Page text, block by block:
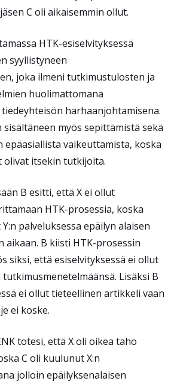
C oli aikaisemmin ollut.
HTK-esiselvityksessä
syyllistyneen
joka ilmeni tutkimustulosten ja
huolimattomana
harhaanjohtamisena.
myös sepittämistä sekä
vaikeuttamista, koska
itsekin tutkijoita.
B esitti, että X ei ollut
HTK-prosessia, koska
palveluksessa epäilyn alaisen
aikaan. B kiisti HTK-prosessin
siksi, että esiselvityksessä ei ollut
Lisäksi B
ei ollut tieteellinen artikkeli vaan
ei koske.
totesi, että X oli oikea taho
C oli kuulunut X:n
jolloin epäilyksenalaisen